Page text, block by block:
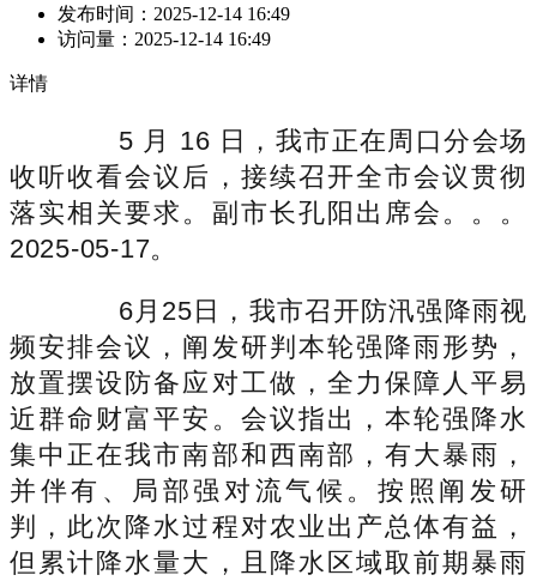
发布时间： 2025-12-14 16:49
访问量： 2025-12-14 16:49
详情
5 月 16 日，我市正在周口分会场
收听收看会议后，接续召开全市会议贯彻
落实相关要求。副市长孔阳出席会。。。
2025-05-17。
6月25日，我市召开防汛强降雨视
频安排会议，阐发研判本轮强降雨形势，
放置摆设防备应对工做，全力保障人平易
近群命财富平安。会议指出，本轮强降水
集中正在我市南部和西南部，有大暴雨，
并伴有、局部强对流气候。按照阐发研
判，此次降水过程对农业出产总体有益，
但累计降水量大，且降水区域取前期暴雨